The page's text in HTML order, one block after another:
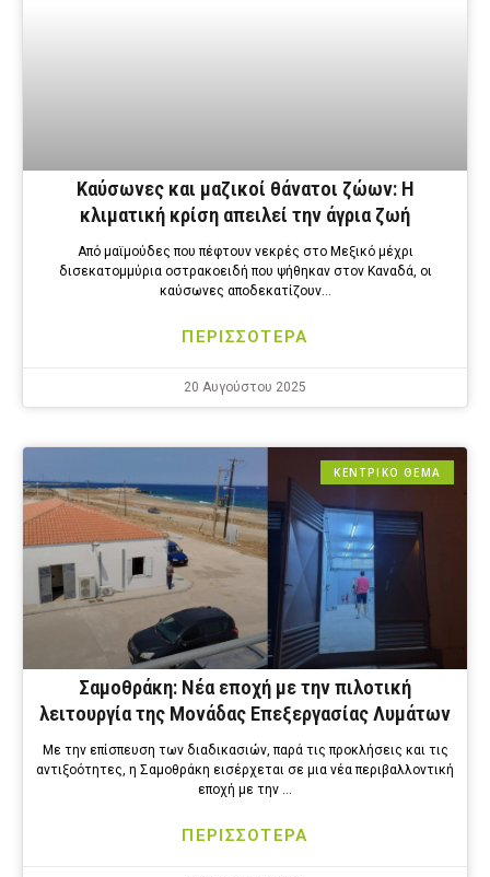
Καύσωνες και μαζικοί θάνατοι ζώων: Η
κλιματική κρίση απειλεί την άγρια ζωή
Από μαϊμούδες που πέφτουν νεκρές στο Μεξικό μέχρι
δισεκατομμύρια οστρακοειδή που ψήθηκαν στον Καναδά, οι
καύσωνες αποδεκατίζουν…
ΠΕΡΙΣΣΟΤΕΡΑ
20 Αυγούστου 2025
ΚΕΝΤΡΙΚΟ ΘΕΜΑ
Σαμοθράκη: Νέα εποχή με την πιλοτική
λειτουργία της Μονάδας Επεξεργασίας Λυμάτων
Με την επίσπευση των διαδικασιών, παρά τις προκλήσεις και τις
αντιξοότητες, η Σαμοθράκη εισέρχεται σε μια νέα περιβαλλοντική
εποχή με την …
ΠΕΡΙΣΣΟΤΕΡΑ